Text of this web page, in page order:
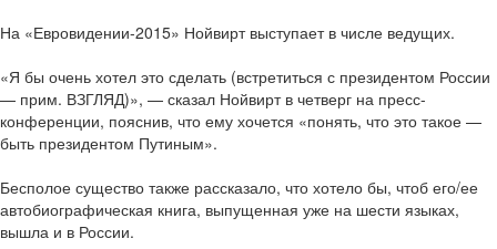
На «Евровидении-2015» Нойвирт выступает в числе ведущих.
«Я бы очень хотел это сделать (встретиться с президентом России
— прим. ВЗГЛЯД)», — сказал Нойвирт в четверг на пресс-
конференции, пояснив, что ему хочется «понять, что это такое —
быть президентом Путиным».
Бесполое существо также рассказало, что хотело бы, чтоб его/ее
автобиографическая книга, выпущенная уже на шести языках,
вышла и в России.